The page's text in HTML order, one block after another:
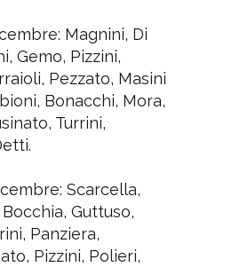
Magnini, Di
Gemo, Pizzini,
Pezzato, Masini
Bonacchi, Mora,
Turrini,
Scarcella,
Guttuso,
Panziera,
Pizzini, Polieri,